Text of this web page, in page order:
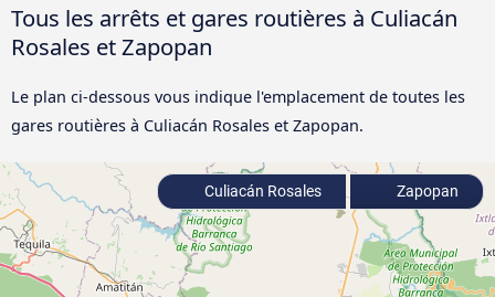
Tous les arrêts et gares routières à Culiacán
Rosales et Zapopan
Le plan ci-dessous vous indique l'emplacement de toutes les
gares routières à Culiacán Rosales et Zapopan.
Culiacán Rosales Zapopan